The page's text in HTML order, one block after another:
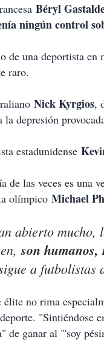
Béryl
ningún control
de una deportista
raro.
Nick Kyrgios,
la depresión
estadunidense
de las veces es una
olímpico Michael
abierto mucho,
son humanos,
a futbolistas
élite no rima
"Sintiéndose
de ganar al "'soy